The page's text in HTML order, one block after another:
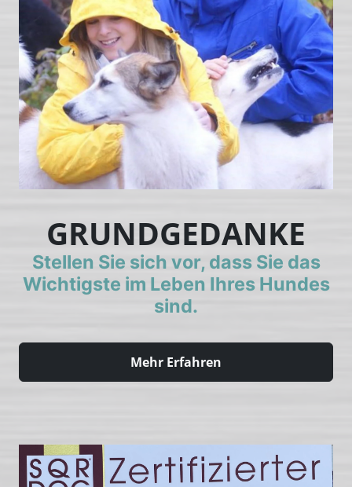
GRUNDGEDANKE
Stellen Sie sich vor, dass Sie das
Wichtigste im Leben Ihres Hundes
sind.
Mehr Erfahren